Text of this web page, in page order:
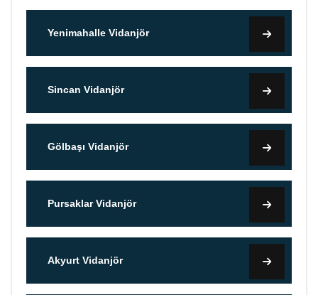
Yenimahalle Vidanjör
Sincan Vidanjör
Gölbaşı Vidanjör
Pursaklar Vidanjör
Akyurt Vidanjör